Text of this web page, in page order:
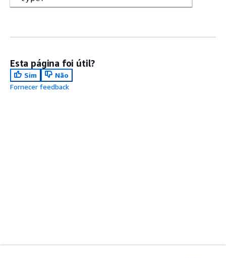
Esta página foi útil?
Sim
Não
Fornecer feedback